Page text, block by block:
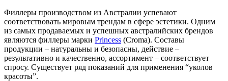
Филлеры производством из Австралии успевают
соответствовать мировым трендам в сфере эстетики. Одним
из самых продаваемых и успешных австралийских брендов
являются филлеры марки Princess (Croma). Составы
продукции – натуральны и безопасны, действие –
результативно и качественно, ассортимент – соответствует
спросу. Существует ряд показаний для применения “уколов
красоты”.